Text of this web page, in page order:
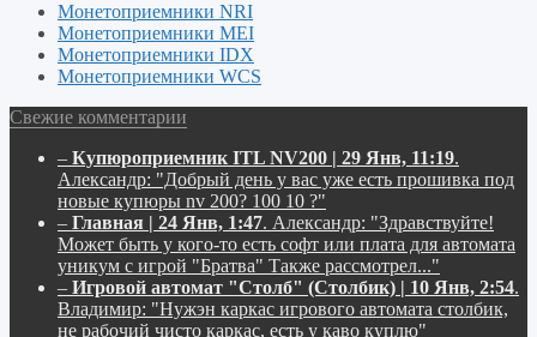
Монетоприемники NRI
Монетоприемники MEI
Монетоприемники IDX
Монетоприемники WCS
Свежие комментарии
– Купюроприемник ITL NV200 | 29 Янв, 11:19.
Александр: "Добрый день у вас уже есть прошивка под
новые купюры nv 200? 100 10 ?"
– Главная | 24 Янв, 1:47. Александр: "Здравствуйте!
Может быть у кого-то есть софт или плата для автомата
уникум с игрой "Братва" Также рассмотрел..."
– Игровой автомат "Столб" (Столбик) | 10 Янв, 2:54.
Владимир: "Нужэн каркас игрового автомата столбик,
не рабочий чисто каркас, есть у каво куплю"